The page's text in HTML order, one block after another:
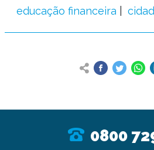
educação financeira
0800